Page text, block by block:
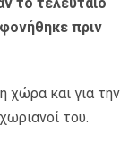
πριν
χώρα και για την
του.